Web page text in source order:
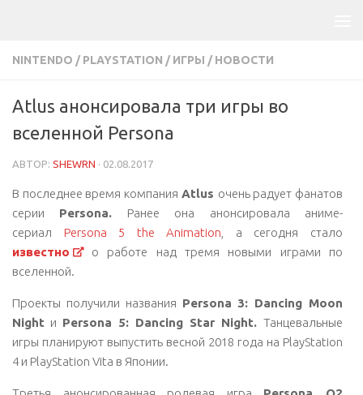
NINTENDO / PLAYSTATION / ИГРЫ / НОВОСТИ
Atlus анонсировала три игры во
вселенной Persona
АВТОР: SHEWRN · 02.08.2017
В последнее время компания Atlus очень радует фанатов
серии Persona. Ранее она анонсировала аниме-
сериал Persona 5 the Animation
а сегодня стало
известно
о работе над тремя новыми играми по
вселенной.
Проекты получили названия Persona 3: Dancing Moon
Night и Persona 5: Dancing Star Night. Танцевальные
игры планируют выпустить весной 2018 года на PlayStation
4 и PlayStation Vita в Японии.